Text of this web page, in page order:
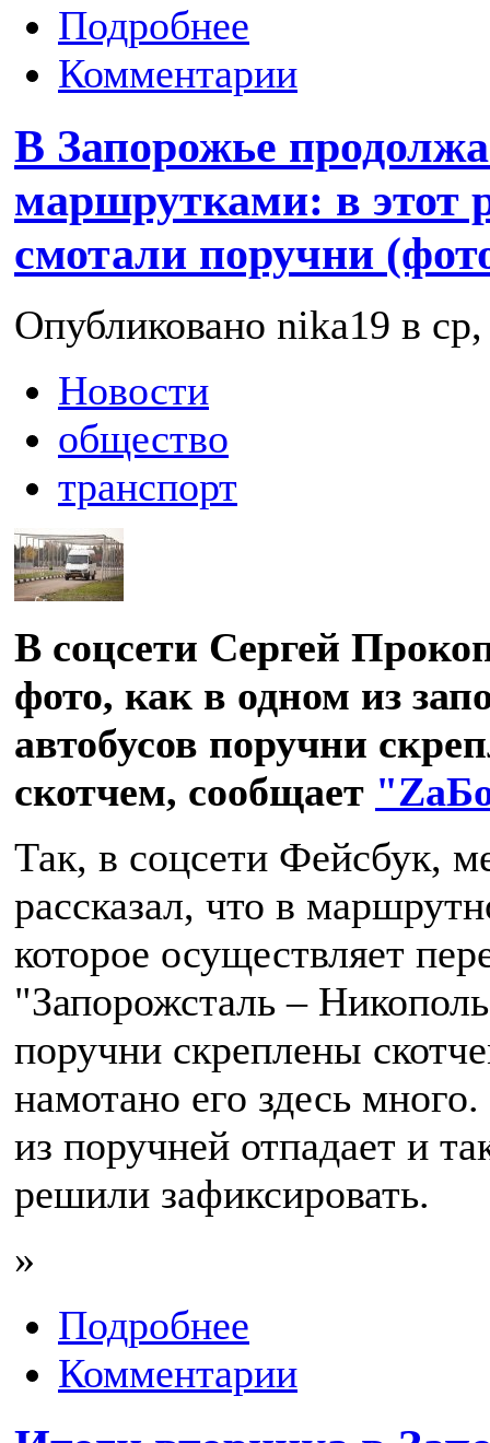
Подробнее
Комментарии
В Запорожье
маршрутками: в этот
смотали поручни
Опубликовано nika19 в
Новости
общество
транспорт
В соцсети Сергей
фото, как в одном из
автобусов поручни
скотчем, сообщает
Так, в соцсети Фейсбук,
рассказал, что в
которое осуществляет
"Запорожсталь –
поручни скреплены
намотано его здесь
из поручней отпадает и
решили зафиксировать.
»
Подробнее
Комментарии